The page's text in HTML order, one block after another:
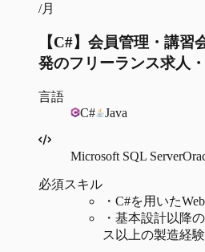
/月
【C#】会員管理・講習
発のフリーランス求人
言語
C#
Java
Microsoft SQL Server
必須スキル
・ C#を用いた
・ 基本設計以降
ス以上の製造経験